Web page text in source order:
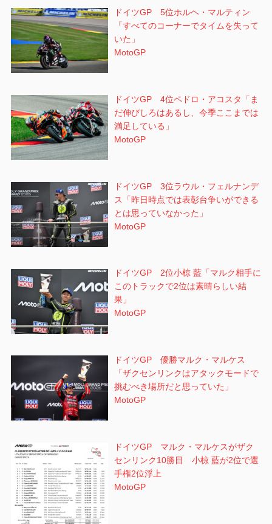
ドイツGP 5位ホルヘ・マルティン
「すべてのコーナーでタイムを失って
いた」
MotoGP
ドイツGP 4位ペドロ・アコスタ「ま
だ伸びしろはあるし、今季ここまでは
満足している」
MotoGP
ドイツGP 3位ラウル・フェルナンデ
ス「昨日時点では表彰台争いができる
とは思っていなかった」
MotoGP
ドイツGP 2位小椋 藍「マルク相手に
このトラックで2位は素晴らしい結
果」
MotoGP
ドイツGP 優勝マルク・マルケス
「ザクセンリンクはアタックモードで
挑むべき場所だと思っていた」
MotoGP
ドイツGP マルク・マルケスがザク
センリンク10勝目 小椋 藍が2位で選
手権2位浮上
MotoGP